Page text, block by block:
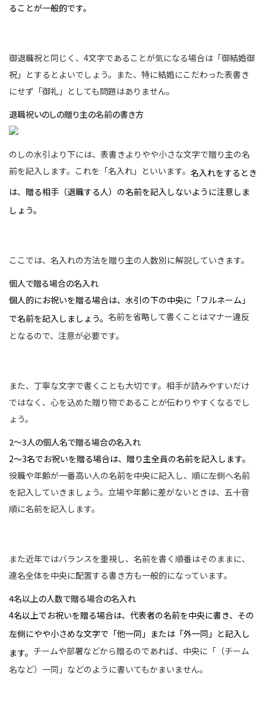
ることが一般的です。
御退職祝と同じく、4文字であることが気になる場合は「御結婚御
祝」とするとよいでしょう。また、特に結婚にこだわった表書き
にせず「御礼」としても問題はありません。
退職祝いのしの贈り主の名前の書き方
のしの水引より下には、表書きよりやや小さな文字で贈り主の名
前を記入します。これを「名入れ」といいます。 名入れをするとき
は、贈る相手（退職する人）の名前を記入しないように注意しま
しょう。
ここでは、名入れの方法を贈り主の人数別に解説していきます。
個人で贈る場合の名入れ
個人的にお祝いを贈る場合は、水引の下の中央に「フルネーム」
で名前を記入しましょう。 名前を省略して書くことはマナー違反
となるので、注意が必要です。
また、丁寧な文字で書くことも大切です。相手が読みやすいだけ
ではなく、心を込めた贈り物であることが伝わりやすくなるでし
ょう。
2～3人の個人名で贈る場合の名入れ
2〜3名でお祝いを贈る場合は、贈り主全員の名前を記入します。
役職や年齢が一番高い人の名前を中央に記入し、順に左側へ名前
を記入していきましょう。立場や年齢に差がないときは、五十音
順に名前を記入します。
また近年ではバランスを重視し、名前を書く順番はそのままに、
連名全体を中央に配置する書き方も一般的になっています。
4名以上の人数で贈る場合の名入れ
4名以上でお祝いを贈る場合は、代表者の名前を中央に書き、その
左側にやや小さめな文字で「他一同」または「外一同」と記入し
ます。 チームや部署などから贈るのであれば、中央に「（チーム
名など）一同」などのように書いてもかまいません。